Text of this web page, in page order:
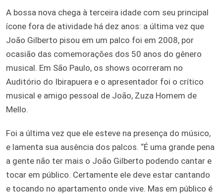
A bossa nova chega à terceira idade com seu principal
ícone fora de atividade há dez anos: a última vez que
João Gilberto pisou em um palco foi em 2008, por
ocasião das comemorações dos 50 anos do gênero
musical. Em São Paulo, os shows ocorreram no
Auditório do Ibirapuera e o apresentador foi o crítico
musical e amigo pessoal de João, Zuza Homem de
Mello.
Foi a última vez que ele esteve na presença do músico,
e lamenta sua ausência dos palcos. “É uma grande pena
a gente não ter mais o João Gilberto podendo cantar e
tocar em público. Certamente ele deve estar cantando
e tocando no apartamento onde vive. Mas em público é